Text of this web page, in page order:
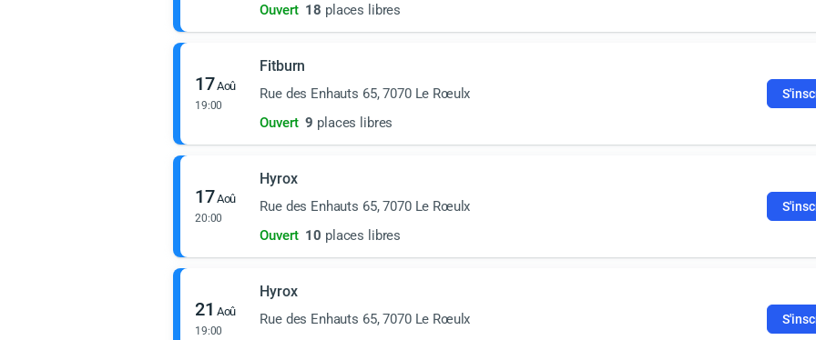
Ouvert 18 places libres
17Aoû
19:00
Fitburn
Rue des Enhauts 65, 7070 Le Rœulx
Ouvert 9 places libres
17Aoû
20:00
Hyrox
Rue des Enhauts 65, 7070 Le Rœulx
Ouvert 10 places libres
21 Aoû
19:00
Hyrox
Rue des Enhauts 65, 7070 Le Rœulx